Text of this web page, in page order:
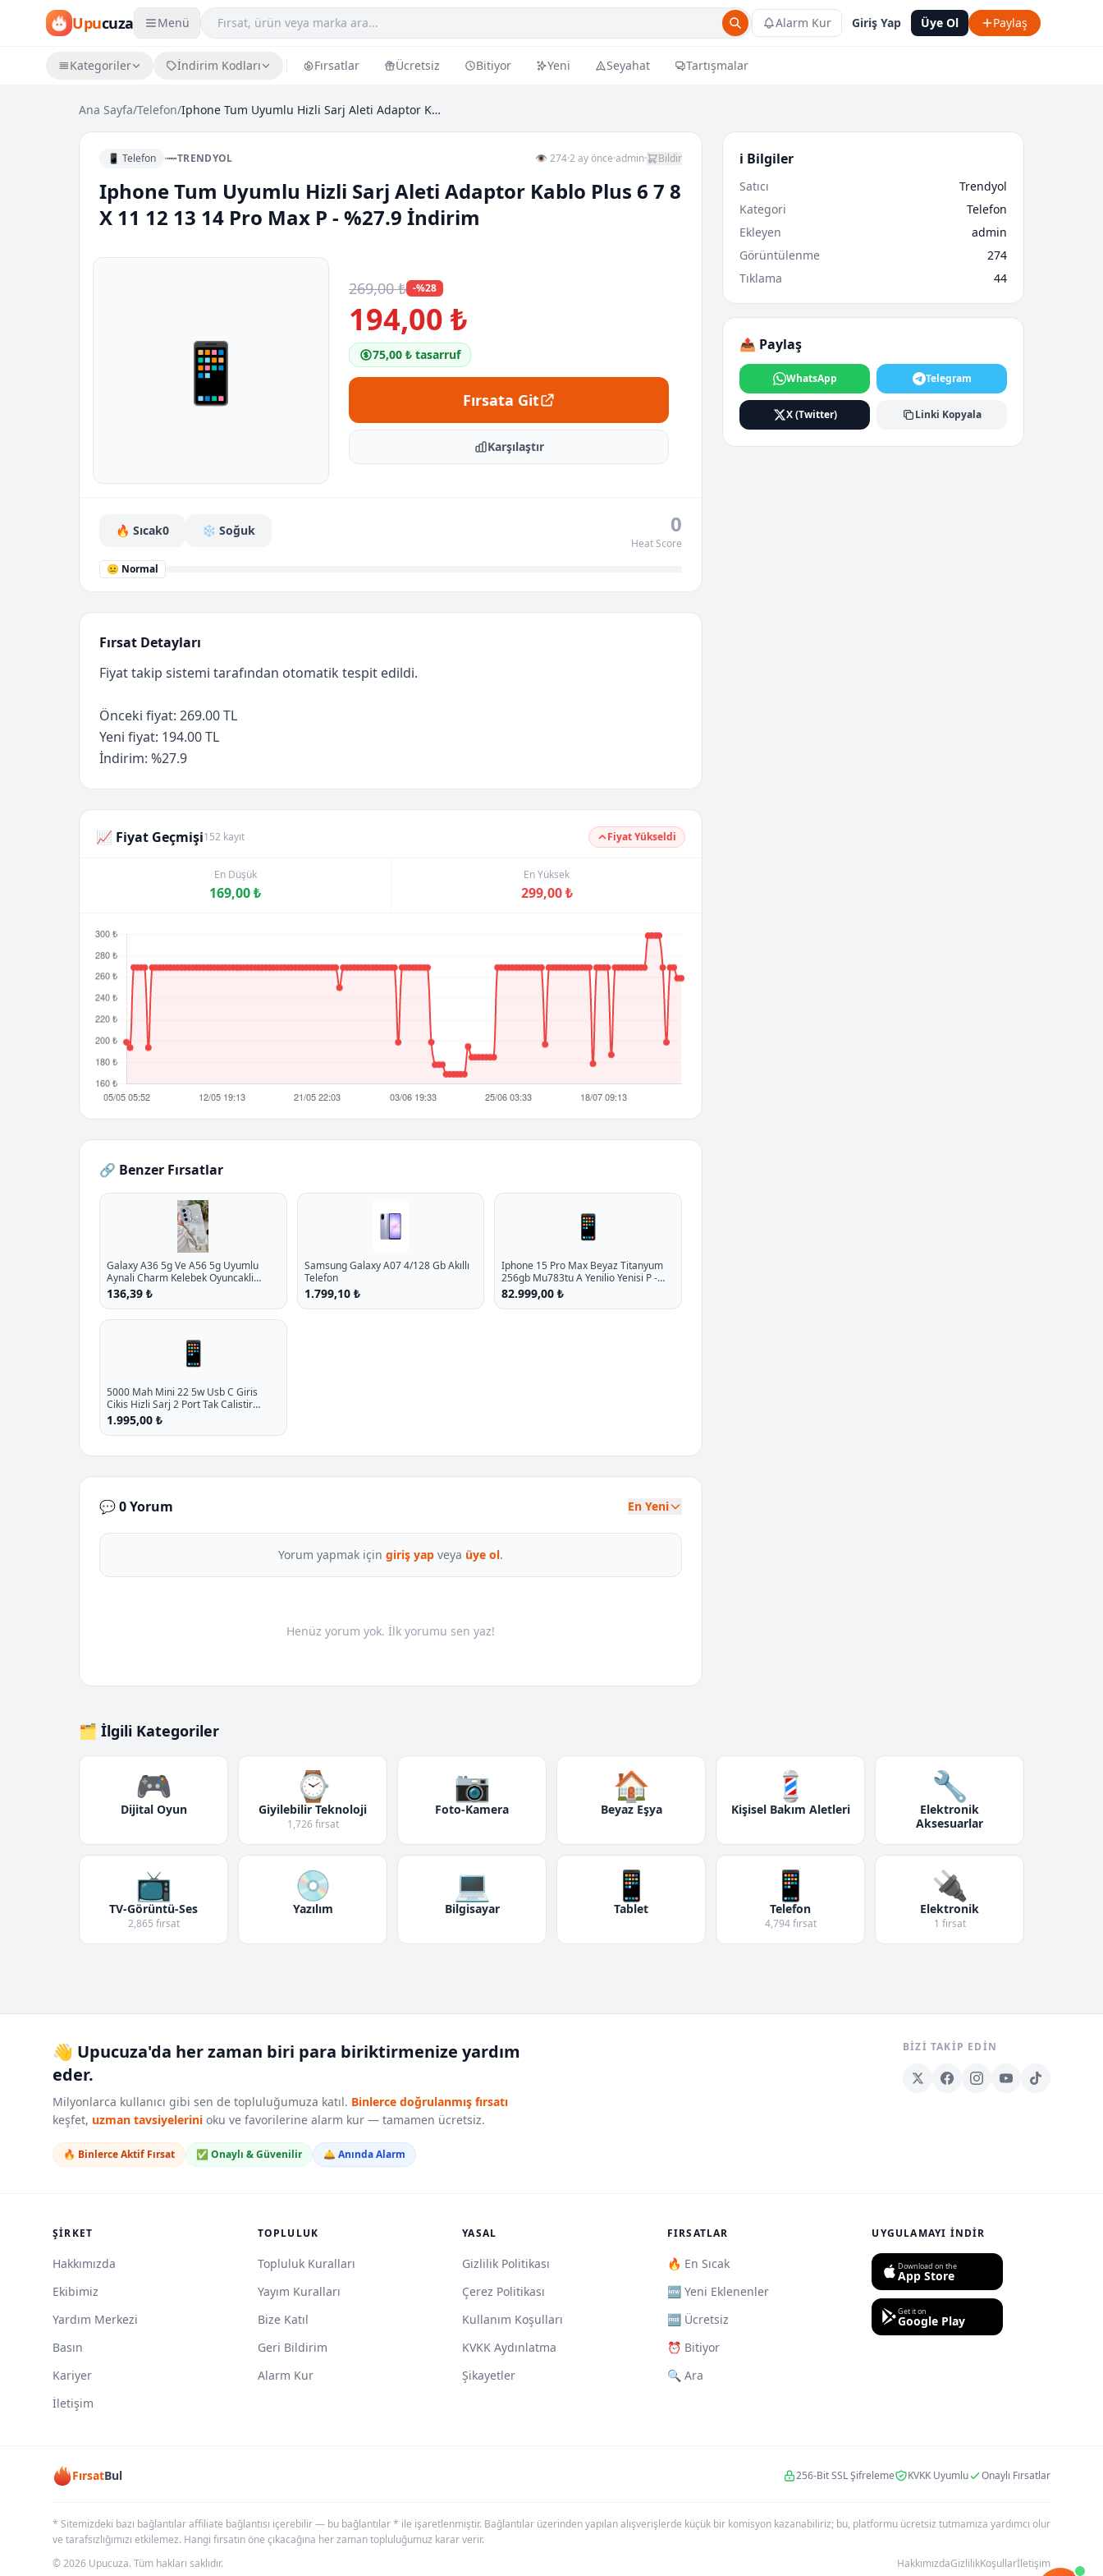
Upucuza Menü Alarm Kur Giriş Yap Üye Ol Paylaş
Kategoriler İndirim Kodları Fırsatlar Ücretsiz Bitiyor Yeni Seyahat Tartışmalar
Ana Sayfa/Telefon/ Iphone Tum Uyumlu Hizli Sarj Aleti Adaptor Kablo P...
📱 Telefon TRENDYOL 👁 274·2 ay önce·admin· Bildir
Iphone Tum Uyumlu Hizli Sarj Aleti Adaptor Kablo Plus 6 7 8
X 11 12 13 14 Pro Max P - %27.9 İndirim
📱
269,00 ₺ -%28
194,00 ₺
75,00 ₺ tasarruf
Fırsata Git
Karşılaştır
🔥 Sıcak0 ❄️ Soğuk 0
Heat Score
😐 Normal
Fırsat Detayları
Fiyat takip sistemi tarafından otomatik tespit edildi.
Önceki fiyat: 269.00 TL
Yeni fiyat: 194.00 TL
İndirim: %27.9
📈 Fiyat Geçmişi152 kayıt Fiyat Yükseldi
En Düşük
169,00 ₺
En Yüksek
299,00 ₺
🔗 Benzer Fırsatlar
Galaxy A36 5g Ve A56 5g Uyumlu
Aynali Charm Kelebek Oyuncakli
Esnek Silikon Kilif P - %10.9 İndirim
136,39 ₺
Samsung Galaxy A07 4/128 Gb Akıllı
Telefon
1.799,10 ₺
📱
Iphone 15 Pro Max Beyaz Titanyum
256gb Mu783tu A Yenilio Yenisi P -
%12.6 İndirim
82.999,00 ₺
📱
5000 Mah Mini 22 5w Usb C Giris
Cikis Hizli Sarj 2 Port Tak Calistir
Standli Powerbank Aba - %16.8
İndirim
1.995,00 ₺
💬 0 Yorum En Yeni
Yorum yapmak için giriş yap veya üye ol.
Henüz yorum yok. İlk yorumu sen yaz!
ℹ️ Bilgiler
Satıcı
Trendyol
Kategori
Telefon
Ekleyen
admin
Görüntülenme
274
Tıklama
44
📤 Paylaş
WhatsApp Telegram
X (Twitter) Linki Kopyala
🗂️ İlgili Kategoriler
🎮
Dijital Oyun
⌚
Giyilebilir Teknoloji
1,726 fırsat
📷
Foto-Kamera
🏠
Beyaz Eşya
💈
Kişisel Bakım Aletleri
🔧
Elektronik
Aksesuarlar
📺
TV-Görüntü-Ses
2,865 fırsat
💿
Yazılım
💻
Bilgisayar
📱
Tablet
📱
Telefon
4,794 fırsat
🔌
Elektronik
1 fırsat
👋 Upucuza'da her zaman biri para biriktirmenize yardım
eder.
Milyonlarca kullanıcı gibi sen de topluluğumuza katıl. Binlerce doğrulanmış fırsatı
keşfet, uzman tavsiyelerini oku ve favorilerine alarm kur — tamamen ücretsiz.
🔥 Binlerce Aktif Fırsat ✅ Onaylı & Güvenilir 🛎️ Anında Alarm
BIZI TAKIP EDIN
ŞIRKET
Hakkımızda
Ekibimiz
Yardım Merkezi
Basın
Kariyer
İletişim
TOPLULUK
Topluluk Kuralları
Yayım Kuralları
Bize Katıl
Geri Bildirim
Alarm Kur
YASAL
Gizlilik Politikası
Çerez Politikası
Kullanım Koşulları
KVKK Aydınlatma
Şikayetler
FIRSATLAR
🔥 En Sıcak
🆕 Yeni Eklenenler
🆓 Ücretsiz
⏰ Bitiyor
🔍 Ara
UYGULAMAYI İNDIR
Download on the
App Store
Get it on
Google Play
FırsatBul 256-Bit SSL Şifreleme KVKK Uyumlu Onaylı Fırsatlar
* Sitemizdeki bazı bağlantılar affiliate bağlantısı içerebilir — bu bağlantılar * ile işaretlenmiştir. Bağlantılar üzerinden yapılan alışverişlerde küçük bir komisyon kazanabiliriz; bu, platformu ücretsiz tutmamıza yardımcı olur
ve tarafsızlığımızı etkilemez. Hangi fırsatın öne çıkacağına her zaman topluluğumuz karar verir.
© 2026 Upucuza. Tüm hakları saklıdır.
HakkımızdaGizlilikKoşullarİletişim